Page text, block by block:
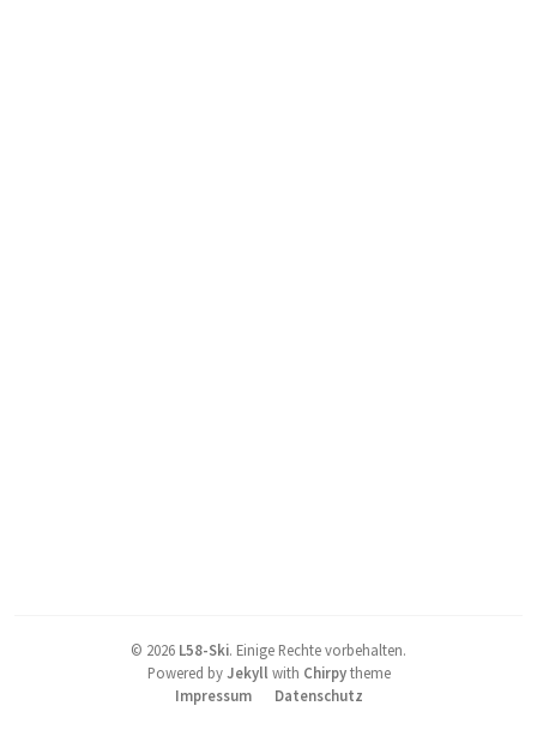
© 2026 L58-Ski. Einige Rechte vorbehalten.
Powered byJekyll with Chirpytheme
Impressum
Datenschutz